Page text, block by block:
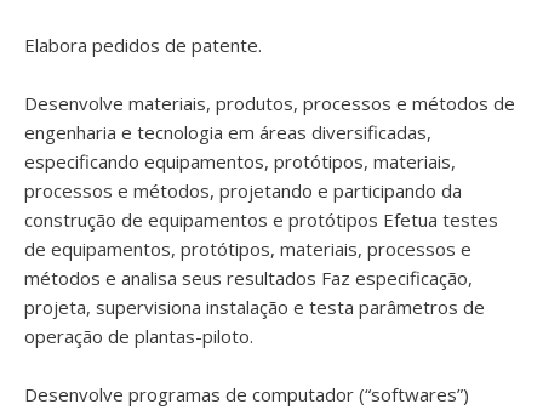
Elabora pedidos de patente.
Desenvolve materiais, produtos, processos e métodos de
engenharia e tecnologia em áreas diversificadas,
especificando equipamentos, protótipos, materiais,
processos e métodos, projetando e participando da
construção de equipamentos e protótipos Efetua testes
de equipamentos, protótipos, materiais, processos e
métodos e analisa seus resultados Faz especificação,
projeta, supervisiona instalação e testa parâmetros de
operação de plantas-piloto.
Desenvolve programas de computador (“softwares”)